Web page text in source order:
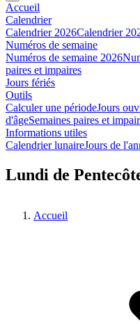
Accueil
Calendrier
Calendrier 2026Calendrier
Numéros de semaine
Numéros de semaine 2026
paires et impaires
Jours fériés
Outils
Calculer une périodeJours
d'âgeSemaines paires et
Informations utiles
Calendrier lunaireJours de
Lundi de
Accueil